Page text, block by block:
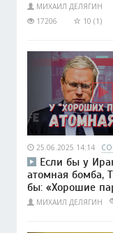
МИХАИЛ ДЕЛЯГИН
17206
10 (1)
25.06.2025 14:14
Если бы у
атомная бомба,
бы: «Хорошие
МИХАИЛ ДЕЛЯГИН